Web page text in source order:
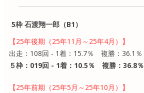
5枠 石渡翔一郎（B1）
【25年後期（25年11月～25年4月）】
出走：108回 - 1着：15.7％ 複勝：36.1％
５枠：019回 - 1着：10.5％ 複勝：36.8％
【25年前期（25年5月～25年10月）】